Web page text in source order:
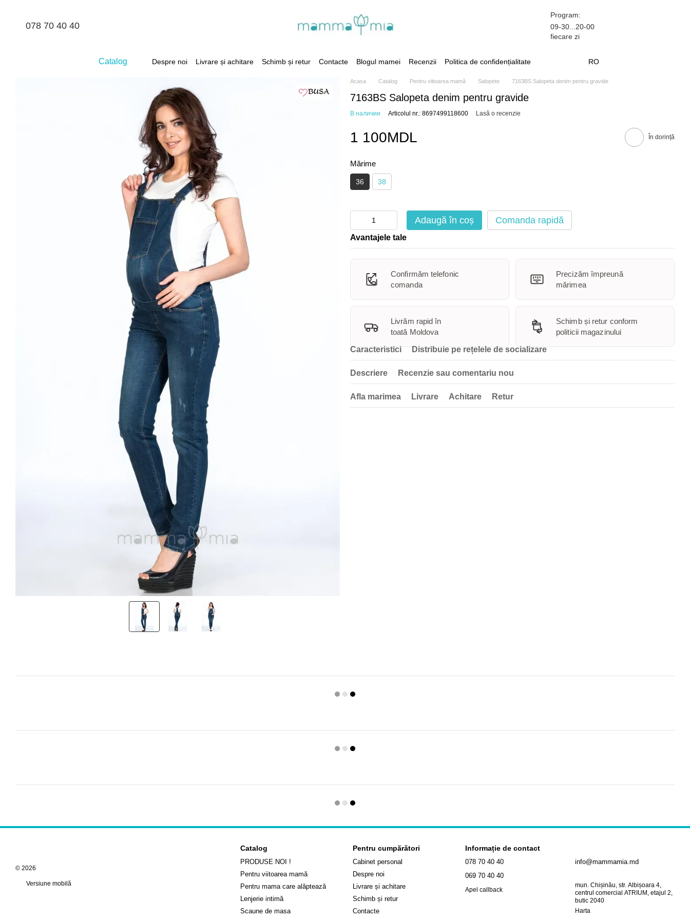
078 70 40 40
Program:
09-30...20-00
fiecare zi
Catalog Despre noi Livrare și achitare Schimb și retur Contacte Blogul mamei Recenzii Politica de confidențialitate RO
Acasa Catalog Pentru viitoarea mamă Salopete 7163BS Salopeta denim pentru gravide
7163BS Salopeta denim pentru gravide
В наличии Articolul nr.: 8697499118600 Lasă o recenzie
1 100MDL În dorință
Mărime
36 38
Adaugă în coș Comanda rapidă
Avantajele tale
Confirmăm telefonic
comanda
Precizăm împreună
mărimea
Livrăm rapid în
toată Moldova
Schimb și retur conform
politicii magazinului
Caracteristici
Distribuie pe rețelele de socializare
Descriere Recenzie sau comentariu nou
Afla marimea Livrare Achitare Retur
© 2026
Versiune mobilă
Catalog
PRODUSE NOI !
Pentru viitoarea mamă
Pentru mama care alăptează
Lenjerie intimă
Scaune de masa
Pentru cumpărători
Cabinet personal
Despre noi
Livrare și achitare
Schimb și retur
Contacte
Informație de contact
078 70 40 40
069 70 40 40
Apel callback
info@mammamia.md
mun. Chișinău, str. Albișoara 4,
centrul comercial ATRIUM, etajul 2,
butic 2040
Harta